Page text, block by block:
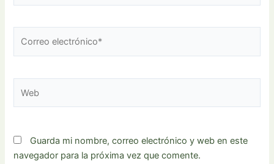
electrónico*
Guarda mi nombre, correo electrónico y web en este
navegador para la próxima vez que comente.